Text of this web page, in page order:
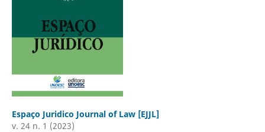
Espaço Juridico Journal of Law [EJJL]
v. 24 n. 1 (2023)